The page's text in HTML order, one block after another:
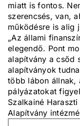
miatt is fontos.
szerencsés, van,
működésre is alig
„Az állami
elegendő. Pont
alapítvány a csőd
alapítványok
több lábon állnak,
pályázatokat
Szalkainé
Alapítvány